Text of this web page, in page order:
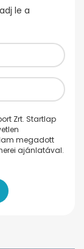
le a
Zrt. Startlap
megadott
ajánlatával.